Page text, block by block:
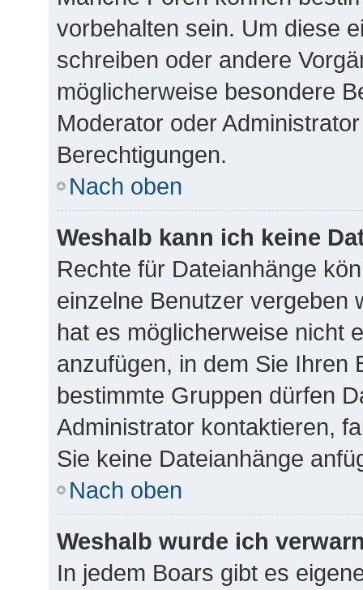
vorbehalten sein. Um diese
schreiben oder andere
möglicherweise besondere
Moderator oder
Berechtigungen.
Nach oben
Weshalb kann ich keine
Rechte für Dateianhänge
einzelne Benutzer vergeben
hat es möglicherweise nicht
anzufügen, in dem Sie Ihren
bestimmte Gruppen dürfen
Administrator kontaktieren,
Sie keine Dateianhänge
Nach oben
Weshalb wurde ich
In jedem Boars gibt es